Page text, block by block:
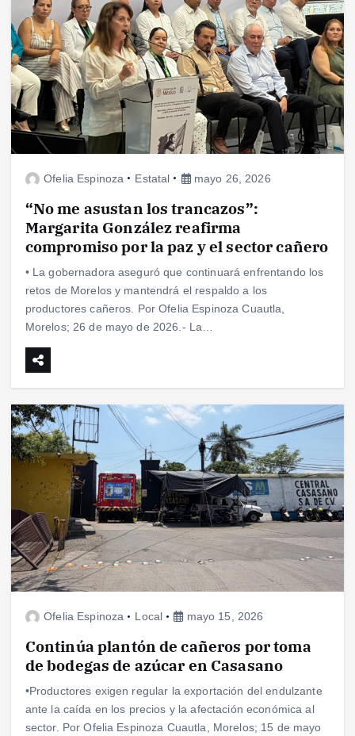
Ofelia Espinoza Estatal mayo 26, 2026
“No me asustan los trancazos”:
Margarita González reafirma
compromiso por la paz y el sector cañero
• La gobernadora aseguró que continuará enfrentando los
retos de Morelos y mantendrá el respaldo a los
productores cañeros. Por Ofelia Espinoza Cuautla,
Morelos; 26 de mayo de 2026.- La…
Ofelia Espinoza Local mayo 15, 2026
Continúa plantón de cañeros por toma
de bodegas de azúcar en Casasano
•Productores exigen regular la exportación del endulzante
ante la caída en los precios y la afectación económica al
sector. Por Ofelia Espinoza Cuautla, Morelos; 15 de mayo